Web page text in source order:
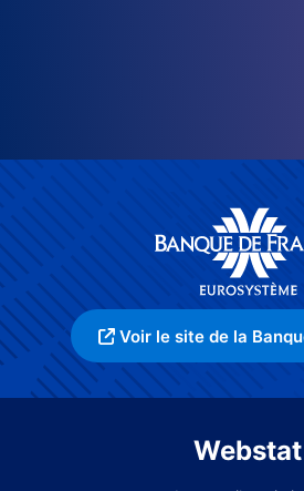
Voir le site de la
Webstat